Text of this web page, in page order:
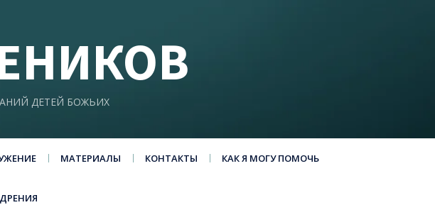
ДЕТЕЙ БОЖЬИХ
МАТЕРИАЛЫ КОНТАКТЫ КАК Я МОГУ ПОМОЧЬ